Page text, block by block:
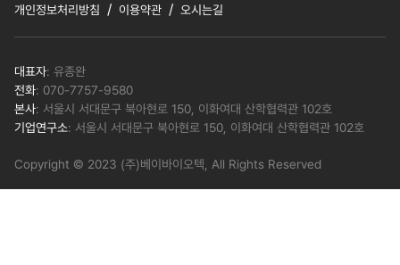
개인정보처리방침 / 이용약관 / 오시는길
대표자: 유종완
전화: 070-7757-9580
본사: 서울시 서대문구 북아현로 150, 이화여대 산학협력관 102호
기업연구소: 서울시 서대문구 북아현로 150, 이화여대 산학협력관 102호
Copyright © 2023 (주)베이바이오텍, All Rights Reserved